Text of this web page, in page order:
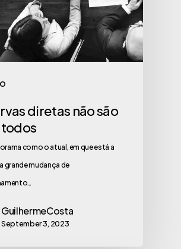
diretas não são
como o atual, em que está a
grande mudança de
GuilhermeCosta
September 3, 2023